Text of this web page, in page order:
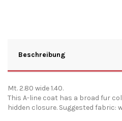
Beschreibung
Mt. 2.80 wide 1.40.
This A-line coat has a broad fur
hidden closure. Suggested fabric: